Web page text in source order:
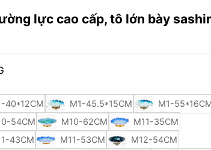
lực cao cấp, tô lớn bày
40*12CM M1-45.5*15CM
M1-
54CM
M10-62CM
M11-35CM
43CM
M11-53CM
M12-54CM